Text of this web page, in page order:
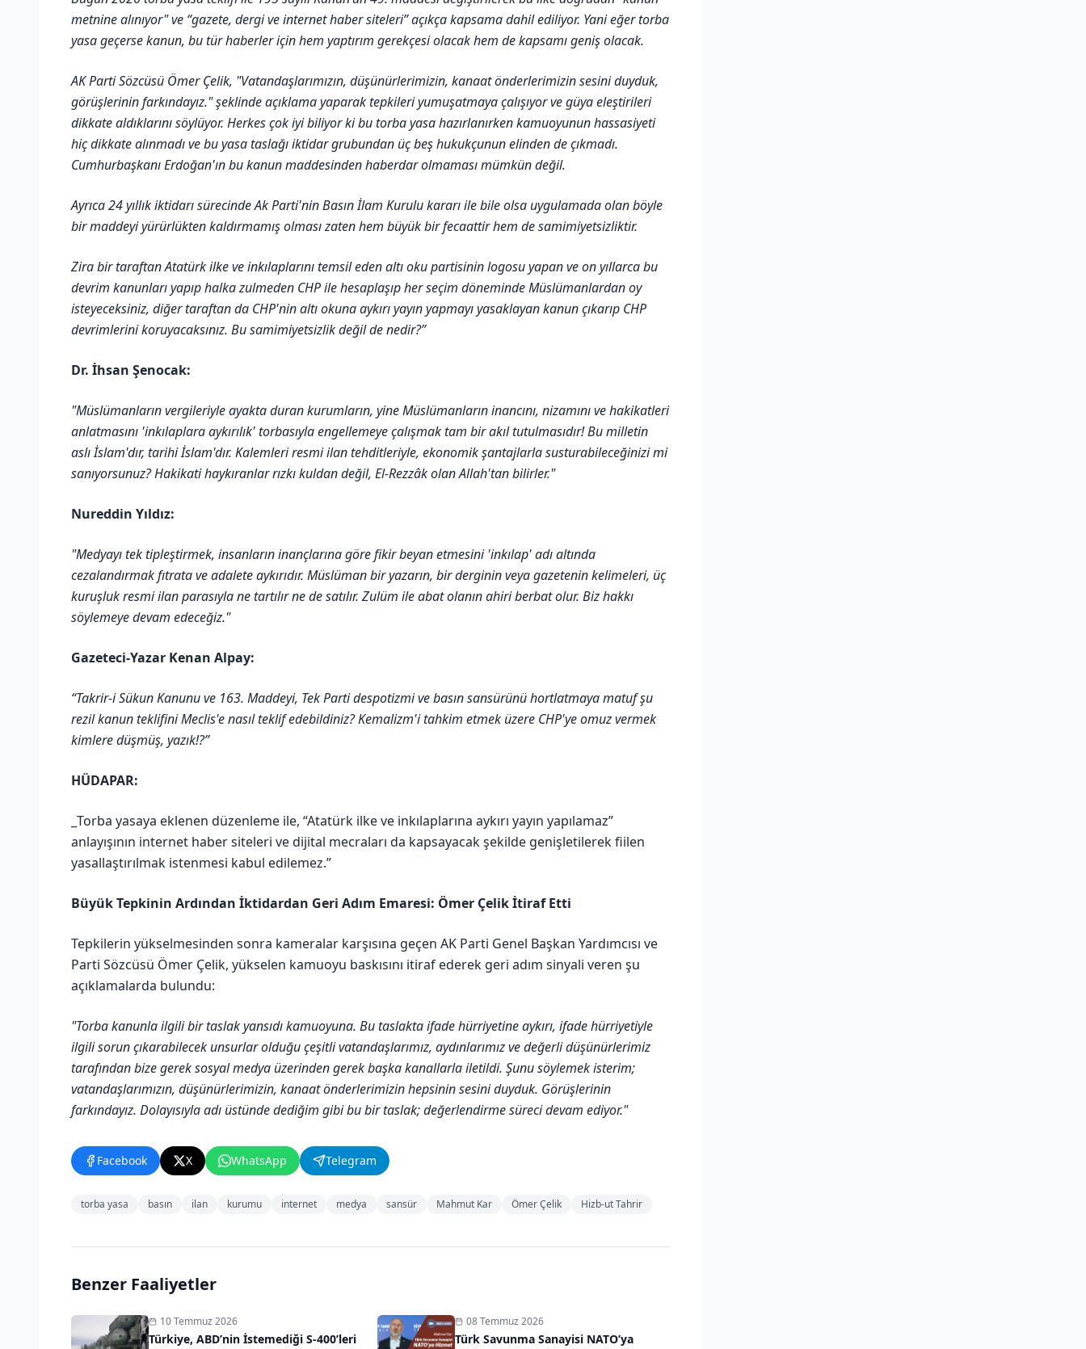
metnine alınıyor" ve “gazete, dergi ve internet haber siteleri” açıkça kapsama dahil ediliyor. Yani eğer torba
yasa geçerse kanun, bu tür haberler için hem yaptırım gerekçesi olacak hem de kapsamı geniş olacak.
AK Parti Sözcüsü Ömer Çelik, "Vatandaşlarımızın, düşünürlerimizin, kanaat önderlerimizin sesini duyduk,
görüşlerinin farkındayız." şeklinde açıklama yaparak tepkileri yumuşatmaya çalışıyor ve güya eleştirileri
dikkate aldıklarını söylüyor. Herkes çok iyi biliyor ki bu torba yasa hazırlanırken kamuoyunun hassasiyeti
hiç dikkate alınmadı ve bu yasa taslağı iktidar grubundan üç beş hukukçunun elinden de çıkmadı.
Cumhurbaşkanı Erdoğan'ın bu kanun maddesinden haberdar olmaması mümkün değil.
Ayrıca 24 yıllık iktidarı sürecinde Ak Parti'nin Basın İlam Kurulu kararı ile bile olsa uygulamada olan böyle
bir maddeyi yürürlükten kaldırmamış olması zaten hem büyük bir fecaattir hem de samimiyetsizliktir.
Zira bir taraftan Atatürk ilke ve inkılaplarını temsil eden altı oku partisinin logosu yapan ve on yıllarca bu
devrim kanunları yapıp halka zulmeden CHP ile hesaplaşıp her seçim döneminde Müslümanlardan oy
isteyeceksiniz, diğer taraftan da CHP'nin altı okuna aykırı yayın yapmayı yasaklayan kanun çıkarıp CHP
devrimlerini koruyacaksınız. Bu samimiyetsizlik değil de nedir?”
Dr. İhsan Şenocak:
"Müslümanların vergileriyle ayakta duran kurumların, yine Müslümanların inancını, nizamını ve hakikatleri
anlatmasını 'inkılaplara aykırılık' torbasıyla engellemeye çalışmak tam bir akıl tutulmasıdır! Bu milletin
aslı İslam'dır, tarihi İslam'dır. Kalemleri resmi ilan tehditleriyle, ekonomik şantajlarla susturabileceğinizi mi
sanıyorsunuz? Hakikati haykıranlar rızkı kuldan değil, El-Rezzâk olan Allah'tan bilirler."
Nureddin Yıldız:
"Medyayı tek tipleştirmek, insanların inançlarına göre fikir beyan etmesini 'inkılap' adı altında
cezalandırmak fıtrata ve adalete aykırıdır. Müslüman bir yazarın, bir derginin veya gazetenin kelimeleri, üç
kuruşluk resmi ilan parasıyla ne tartılır ne de satılır. Zulüm ile abat olanın ahiri berbat olur. Biz hakkı
söylemeye devam edeceğiz."
Gazeteci-Yazar Kenan Alpay:
“Takrir-i Sükun Kanunu ve 163. Maddeyi, Tek Parti despotizmi ve basın sansürünü hortlatmaya matuf şu
rezil kanun teklifini Meclis'e nasıl teklif edebildiniz? Kemalizm'i tahkim etmek üzere CHP'ye omuz vermek
kimlere düşmüş, yazık!?”
HÜDAPAR:
_Torba yasaya eklenen düzenleme ile, “Atatürk ilke ve inkılaplarına aykırı yayın yapılamaz”
anlayışının internet haber siteleri ve dijital mecraları da kapsayacak şekilde genişletilerek fiilen
yasallaştırılmak istenmesi kabul edilemez.”
Büyük Tepkinin Ardından İktidardan Geri Adım Emaresi: Ömer Çelik İtiraf Etti
Tepkilerin yükselmesinden sonra kameralar karşısına geçen AK Parti Genel Başkan Yardımcısı ve
Parti Sözcüsü Ömer Çelik, yükselen kamuoyu baskısını itiraf ederek geri adım sinyali veren şu
açıklamalarda bulundu:
"Torba kanunla ilgili bir taslak yansıdı kamuoyuna. Bu taslakta ifade hürriyetine aykırı, ifade hürriyetiyle
ilgili sorun çıkarabilecek unsurlar olduğu çeşitli vatandaşlarımız, aydınlarımız ve değerli düşünürlerimiz
tarafından bize gerek sosyal medya üzerinden gerek başka kanallarla iletildi. Şunu söylemek isterim;
vatandaşlarımızın, düşünürlerimizin, kanaat önderlerimizin hepsinin sesini duyduk. Görüşlerinin
farkındayız. Dolayısıyla adı üstünde dediğim gibi bu bir taslak; değerlendirme süreci devam ediyor."
Facebook X WhatsApp Telegram
torba yasa basın ilan kurumu internet medya sansür Mahmut Kar Ömer Çelik Hizb-ut Tahrir
Benzer Faaliyetler
10 Temmuz 2026
Türkiye, ABD’nin İstemediği S-400’leri
08 Temmuz 2026
Türk Savunma Sanayisi NATO’ya